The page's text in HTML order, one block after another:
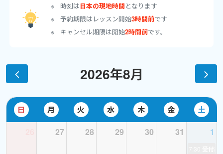
常に誠心誠意外国人（お客様）と接し、
英語力を発揮しながらホスピタリティ業界に携わってきました。
今後は英語を教える側として少しでも皆様の英語を学ぶための尽
これまでに渡航した国、都市：６４ヶ国１２５都市以上。
仕事だけでなくプライベートでもたくさん旅行してきました。
アメリカ（7年）、ドバイ（７年）、中国（２年）に在住歴がある
ので、
今後海外へ渡航を考えている方や希望の方へも何かとUseful tips教
時刻は日本の現地時間 となります
予約期限はレッスン開始3時間前です
キャンセル期限は開始2時間前です。
2026年8月
日 月 火 水 木 金 土
27 28 29 30 31 1